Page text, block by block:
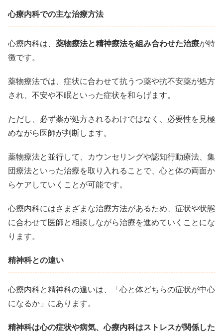
心療内科での主な治療方法
心療内科は、 薬物療法と精神療法を組み合わせた治療が特
徴です。
薬物療法では、症状に合わせて抗うつ薬や抗不安薬が処方
され、不安や不眠といった症状を和らげます。
ただし、必ず薬が処方されるわけではなく、必要性を見極
めながら医師が判断します。
薬物療法と並行して、カウンセリングや認知行動療法、集
団療法といった治療を取り入れることで、心と体の両面か
らケアしていくことが可能です。
心療内科にはさまざまな治療方法があるため、症状や状態
に合わせて医師と相談しながら治療を進めていくことにな
ります。
精神科との違い
心療内科と精神科の違いは、「心と体どちらの症状が中心
になるか」にあります。
精神科は心の症状や病気、心療内科はストレスが関係した